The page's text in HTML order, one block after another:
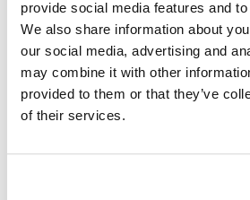
provide social media features and
We also share information about
our social media, advertising and
may combine it with other
provided to them or that they’ve
of their services.